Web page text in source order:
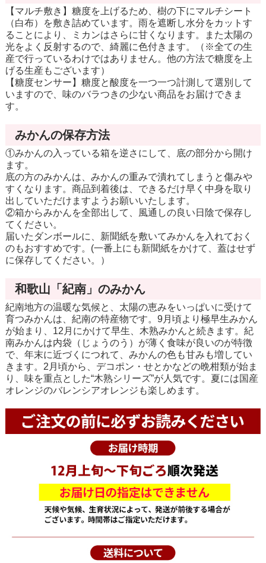
【マルチ敷き】糖度を上げるため、樹の下にマルチシート
（白布）を敷き詰めています。雨を遮断し水分をカットす
ることにより、ミカンはさらに甘くなります。また太陽の
光をよく反射するので、綺麗に色付きます。（※全ての生
産で行っているわけではありません。他の方法で糖度を上
げる生産もございます）
【糖度センサー】糖度と酸度を一つ一つ計測して選別して
いますので、味のバラつきの少ない商品をお届けできま
す。
みかんの保存方法
①みかんの入っている箱を逆さにして、底の部分から開け
ます。
底の方のみかんは、みかんの重みで潰れてしまうと傷みや
すくなります。商品到着後は、できるだけ早く中身を取り
出していただけますようお願いいたします。
②箱からみかんを全部出して、風通しの良い日陰で保存し
てください。
届いたダンボールに、新聞紙を敷いてみかんを入れておく
のもおすすめです。(一番上にも新聞紙をかけて、蓋はせず
に保存してください。）
和歌山「紀南」のみかん
紀南地方の温暖な気候と、太陽の恵みをいっぱいに受けて
育つみかんは、紀南の特産物です。9月頃より極早生みかん
が始まり、12月にかけて早生、木熟みかんと続きます。紀
南みかんは内袋（じょうのう）が薄く食味が良いのが特徴
で、年末に近づくにつれて、みかんの色も甘みも増してい
きます。2月頃から、デコポン・せとかなどの晩柑類が始ま
り、味を重点とした“木熟シリーズ”が人気です。夏には国産
オレンジのバレンシアオレンジも楽しめます。